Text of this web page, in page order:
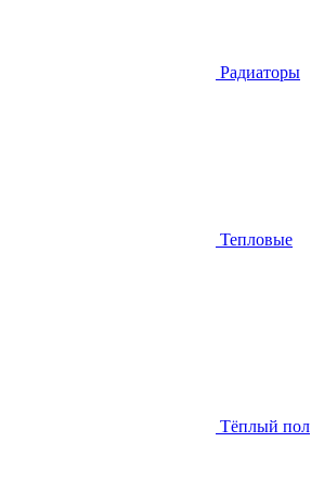
Радиаторы
Тепловые
Тёплый пол